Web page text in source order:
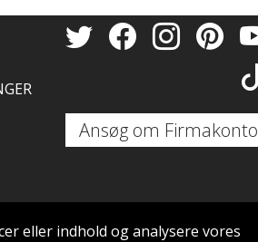
eller indhold og analysere vores
Ansøg om Firmakonto